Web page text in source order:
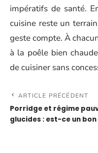
impératifs de santé.
cuisine reste un
geste compte. À
à la poêle bien
de cuisiner sans
ARTICLE PRÉCÉDENT
Porridge et régime
glucides : est-ce un bon